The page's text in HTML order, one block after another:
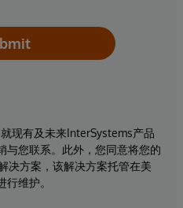
现有及未来InterSystems产品
与您联系。此外，您同意将您的
决方案，该解决方案托管在美
维护。